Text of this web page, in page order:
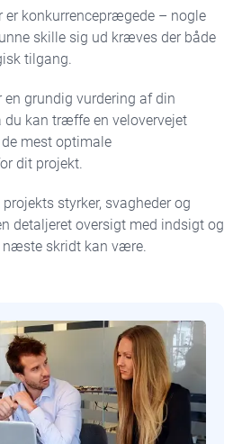
er konkurrenceprægede – nogle
skille sig ud kræves der både
tilgang.
grundig vurdering af din
kan træffe en velovervejet
mest optimale
dit projekt.
styrker, svagheder og
detaljeret oversigt med indsigt og
næste skridt kan være.